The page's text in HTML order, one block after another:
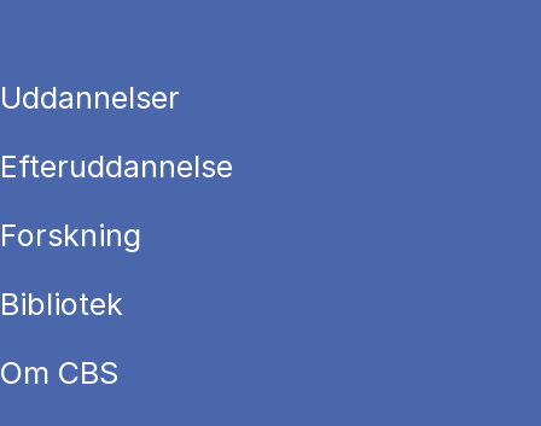
Uddannelser
Efteruddannelse
Forskning
Bibliotek
Om CBS